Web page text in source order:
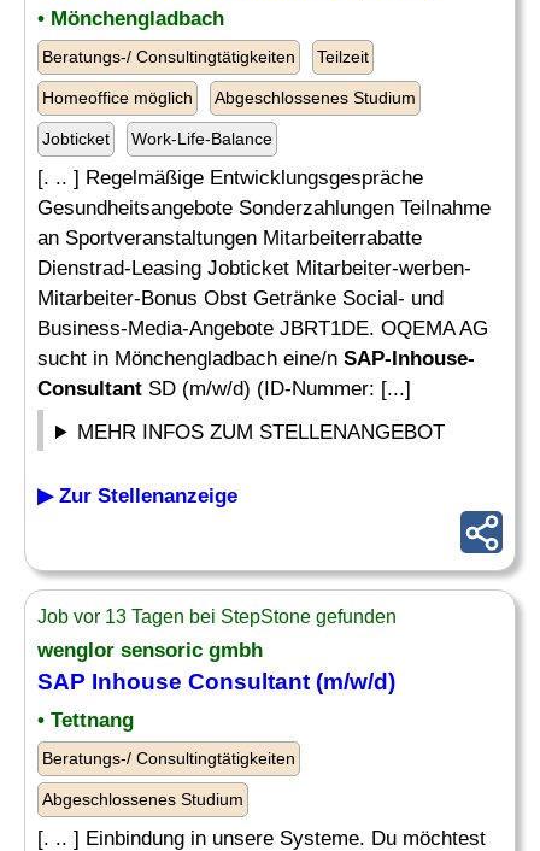
• Mönchengladbach
Beratungs-/ Consultingtätigkeiten Teilzeit
Homeoffice möglich Abgeschlossenes Studium
Jobticket Work-Life-Balance
[. .. ] Regelmäßige Entwicklungsgespräche
Gesundheitsangebote Sonderzahlungen Teilnahme
an Sportveranstaltungen Mitarbeiterrabatte
Dienstrad-Leasing Jobticket Mitarbeiter-werben-
Mitarbeiter-Bonus Obst Getränke Social- und
Business-Media-Angebote JBRT1DE. OQEMA AG
sucht in Mönchengladbach eine/n SAP-Inhouse-
Consultant SD (m/w/d) (ID-Nummer: [...]
MEHR INFOS ZUM STELLENANGEBOT
▶ Zur Stellenanzeige
Job vor 13 Tagen bei StepStone gefunden
wenglor sensoric gmbh
SAP Inhouse Consultant (m/w/d)
• Tettnang
Beratungs-/ Consultingtätigkeiten
Abgeschlossenes Studium
[. .. ] Einbindung in unsere Systeme. Du möchtest